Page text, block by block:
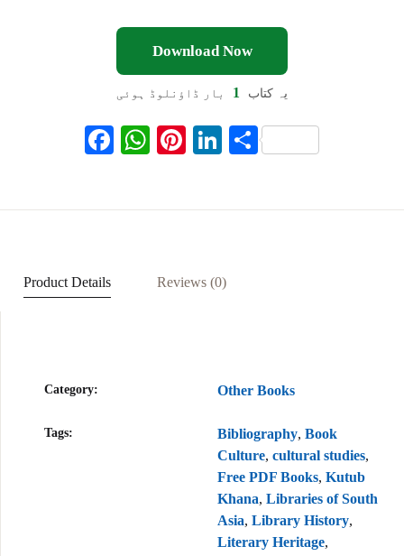
Download Now
یہ کتاب 1 بار ڈاؤنلوڈ ہوئی
F
W
p
Pi Li S
Product Details Reviews (0)
Category: Other Books
Tags: Bibliography, Book
Culture, cultural studies,
Free PDF Books, Kutub
Khana, Libraries of South
Asia, Library History,
Literary Heritage,